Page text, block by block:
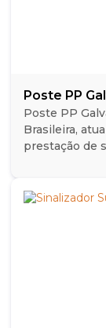
Poste PP
Poste PP
Brasileira,
prestação de